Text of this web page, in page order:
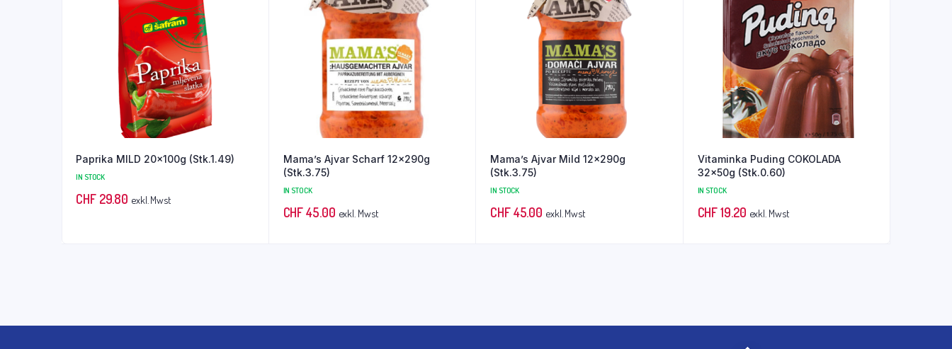
Paprika MILD 20x100g (Stk.1.49)
IN STOCK
CHF29.80 exkl. Mwst
Mama’s Ajvar Scharf 12x290g
(Stk.3.75)
IN STOCK
CHF45.00 exkl. Mwst
Mama’s Ajvar Mild 12x290g
(Stk.3.75)
IN STOCK
CHF45.00 exkl. Mwst
Vitaminka Puding COKOLADA
32x50g (Stk.0.60)
IN STOCK
CHF19.20 exkl. Mwst